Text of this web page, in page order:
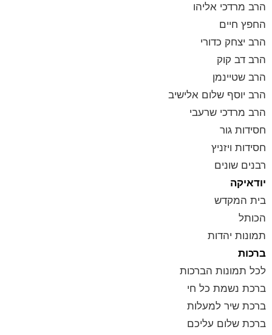
הרב מרדכי אליהו
החפץ חיים
הרב יצחק כדורי
הרב דב קוק
הרב שטיינמן
הרב יוסף שלום אלישיב
הרב מרדכי שרעבי
חסידות גור
חסידות ויזניץ
רבנים שונים
יודאיקה
בית המקדש
הכותל
תמונות יהדות
ברכות
לכל תמונות הברכות
ברכת נשמת כל חי
ברכת שיר למעלות
ברכת שלום עליכם